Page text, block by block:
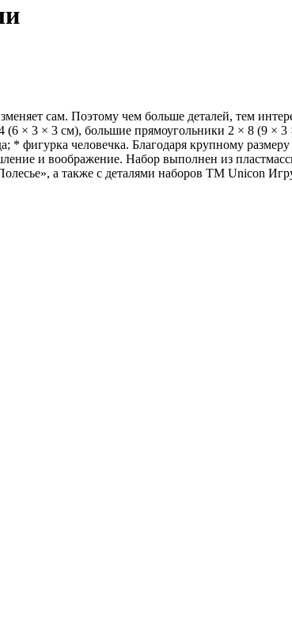
сам. Поэтому чем больше деталей, тем
× 3 × 3 см), большие прямоугольники 2 × 8 (9 ×
фигурка человечка. Благодаря крупному
и воображение. Набор выполнен из
а также с деталями наборов ТМ Unicon